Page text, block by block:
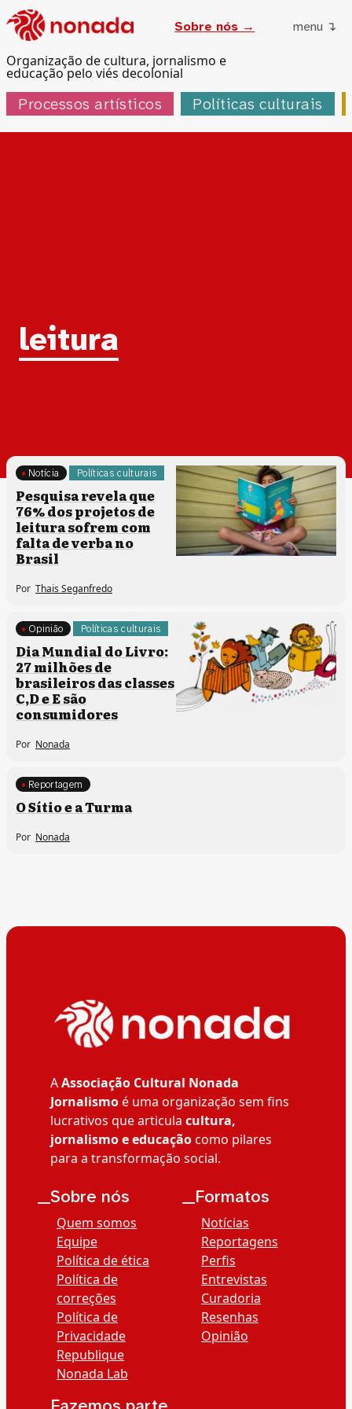
Organização de cultura, jornalismo e
educação pelo viés decolonial
Sobre nós → menu ↴
Processos artísticos Políticas culturais
Tag:
leitura
Notícia Políticas culturais
Pesquisa revela que
76% dos projetos de
leitura sofrem com
falta de verba no
Brasil
Por Thais Seganfredo
Opinião Políticas culturais
Dia Mundial do Livro:
27 milhões de
brasileiros das classes
C,D e E são
consumidores
Por Nonada
Reportagem
O Sítio e a Turma
Por Nonada
AAssociação Cultural Nonada
Jornalismoé uma organização sem fins
lucrativos que articula cultura,
jornalismo e educaçãocomo pilares
para a transformação social.
__Sobre nós
Quem somos
Equipe
Política de ética
Política de
correções
Política de
Privacidade
Republique
Nonada Lab
__Formatos
Notícias
Reportagens
Perfis
Entrevistas
Curadoria
Resenhas
Opinião